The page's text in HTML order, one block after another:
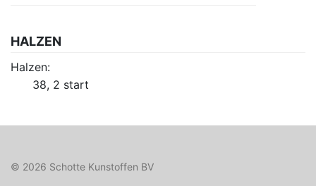
HALZEN
Halzen:
38, 2 start
© 2026 Schotte Kunstoffen BV